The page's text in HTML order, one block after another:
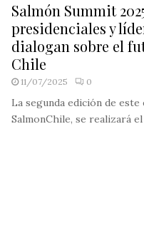
Salmón Summit
presidenciales y
dialogan sobre el
Chile
11/07/2025 0
La segunda edición de
SalmonChile, se realizará